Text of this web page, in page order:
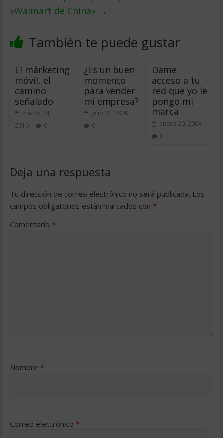
«Walmart de China» →
También te puede gustar
El márketing
móvil, el
camino
señalado
marzo 24,
2010
0
¿Es un buen
momento
para vender
mi empresa?
julio 31, 2009
0
Dame
acceso a tu
red que yo le
pongo mi
marca
enero 20, 2004
0
Deja una respuesta
Tu dirección de correo electrónico no será publicada. Los
campos obligatorios están marcados con *
Comentario *
Nombre *
Correo electrónico *